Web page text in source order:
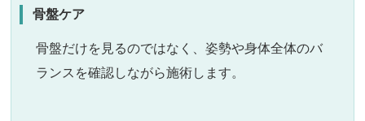
骨盤ケア
骨盤だけを見るのではなく、姿勢や身体全体のバ
ランスを確認しながら施術します。